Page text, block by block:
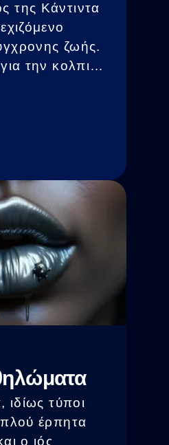
της Κάντιντα
ζωής.
την κολπική
με χαμηλά
ιδίως τύποι
έρπητα
ο ιός